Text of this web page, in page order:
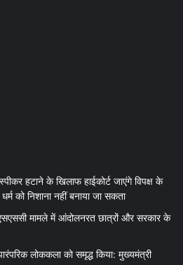
हटाने के खिलाफ हाईकोर्ट जाएंगे विपक्ष के
को निशाना नहीं बनाया जा सकता
मामले में आंदोलनरत छात्रों और सरकार के
लोककला को समृद्ध किया: मुख्यमंत्री